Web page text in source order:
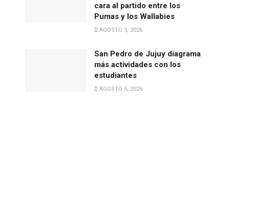
cara al partido entre los
Pumas y los Wallabies
AGOSTO 5, 2026
San Pedro de Jujuy diagrama
más actividades con los
estudiantes
AGOSTO 5, 2026